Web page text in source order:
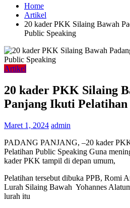
Home
Artikel
20 kader PKK Silaing Bawah
Public Speaking
Artikel
20 kader PKK Silaing
Panjang Ikuti Pelatihan
Maret 1, 2024 admin
PADANG PANJANG, –20 kader
Pelatihan Public Speaking Guna
kader PKK tampil di depan umum,
Pelatihan tersebut dibuka PPB, Romi
Lurah Silaing Bawah Yohannes
lurah itu